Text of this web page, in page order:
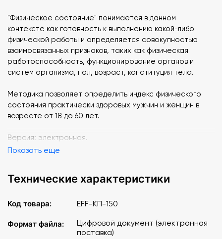
"Физическое состояние" понимается в данном
контексте как готовность к выполнению какой-либо
физической работы и определяется совокупностью
взаимосвязанных признаков, таких как физическая
работоспособность, функционирование органов и
систем организма, пол, возраст, конституция тела.
Методика позволяет определить индекс физического
состояния практически здоровых мужчин и женщин в
возрасте от 18 до 60 лет.
Версия: электронная.
Показать еще
Технические характеристики
Код товара: EFF-КП-150
Формат файла:
Цифровой документ (электронная
поставка)